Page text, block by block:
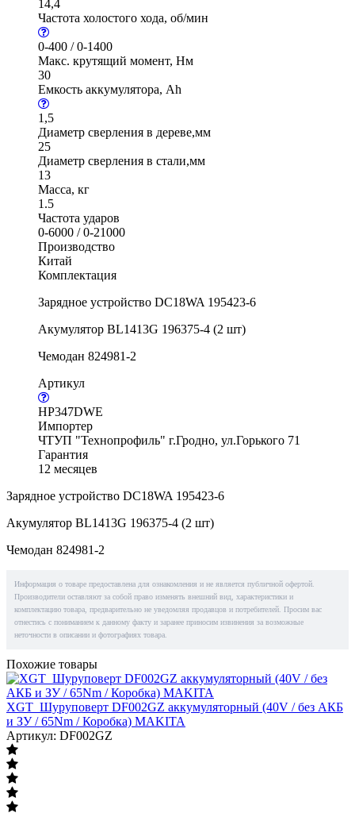
14,4
Частота холостого хода, об/мин
0-400 / 0-1400
Макс. крутящий момент, Нм
30
Емкость аккумулятора, Ah
1,5
Диаметр сверления в дереве,мм
25
Диаметр сверления в стали,мм
13
Масса, кг
1.5
Частота ударов
0-6000 / 0-21000
Производство
Китай
Комплектация
Зарядное устройство DC18WA 195423-6
Акумулятор BL1413G 196375-4 (2 шт)
Чемодан 824981-2
Артикул
HP347DWE
Импортер
ЧТУП "Технопрофиль" г.Гродно, ул.Горького 71
Гарантия
12 месяцев
Зарядное устройство DC18WA 195423-6
Акумулятор BL1413G 196375-4 (2 шт)
Чемодан 824981-2
Информация о товаре предоставлена для ознакомления и не является публичной офертой.
Производители оставляют за собой право изменять внешний вид, характеристики и
комплектацию товара, предварительно не уведомляя продавцов и потребителей. Просим вас
отнестись с пониманием к данному факту и заранее приносим извинения за возможные
неточности в описании и фотографиях товара.
Похожие товары
XGT_Шуруповерт DF002GZ аккумуляторный (40V / без АКБ
и ЗУ / 65Nm / Коробка) MAKITA
Артикул: DF002GZ